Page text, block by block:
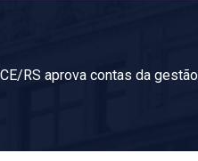
RS aprova contas da